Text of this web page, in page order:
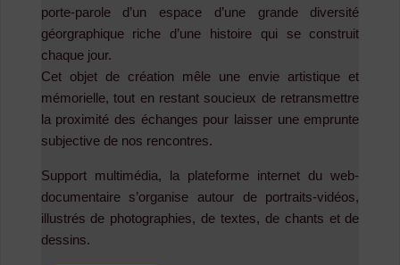
porte-parole d’un espace d’une grande diversité
géorgraphique riche d’une histoire qui se construit
chaque jour.
Cet objet de création mêle une envie artistique et
mémorielle, tout en restant soucieux de retransmettre
la proximité des échanges pour laisser une emprunte
subjective de nos rencontres.
Support multimédia, la plateforme internet du web-
documentaire s’organise autour de portraits-vidéos,
illustrés de photographies, de textes, de chants et de
dessins.